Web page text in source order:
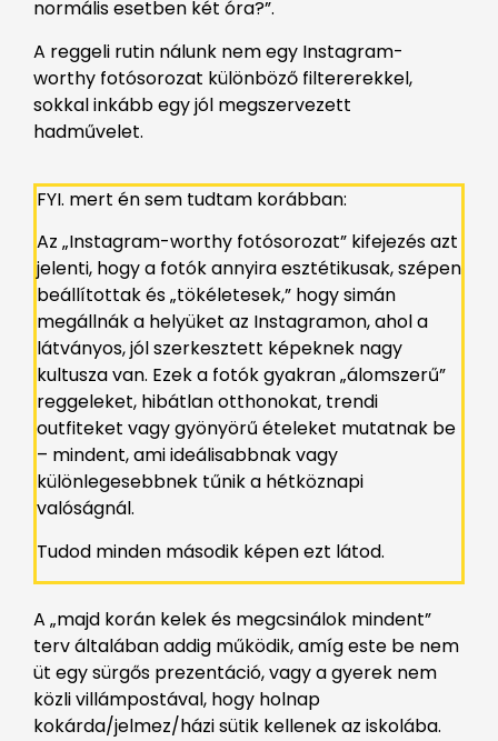
normális esetben két óra?”.
A reggeli rutin nálunk nem egy Instagram-
worthy fotósorozat különböző filtererekkel,
sokkal inkább egy jól megszervezett
hadművelet.
FYI. mert én sem tudtam korábban:
Az „Instagram-worthy fotósorozat” kifejezés azt
jelenti, hogy a fotók annyira esztétikusak, szépen
beállítottak és „tökéletesek,” hogy simán
megállnák a helyüket az Instagramon, ahol a
látványos, jól szerkesztett képeknek nagy
kultusza van. Ezek a fotók gyakran „álomszerű”
reggeleket, hibátlan otthonokat, trendi
outfiteket vagy gyönyörű ételeket mutatnak be
– mindent, ami ideálisabbnak vagy
különlegesebbnek tűnik a hétköznapi
valóságnál.
Tudod minden második képen ezt látod.
A „majd korán kelek és megcsinálok mindent”
terv általában addig működik, amíg este be nem
üt egy sürgős prezentáció, vagy a gyerek nem
közli villámpostával, hogy holnap
kokárda/jelmez/házi sütik kellenek az iskolába.